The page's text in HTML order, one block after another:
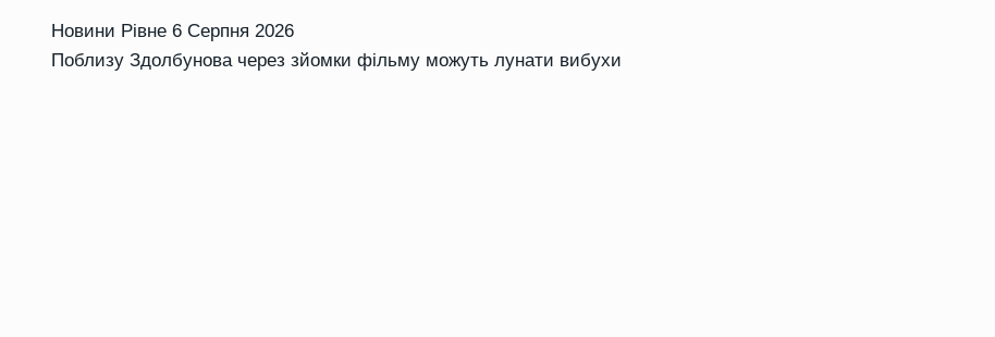
Новини Рівне 6 Серпня 2026
Поблизу Здолбунова через зйомки фільму можуть лунати вибухи